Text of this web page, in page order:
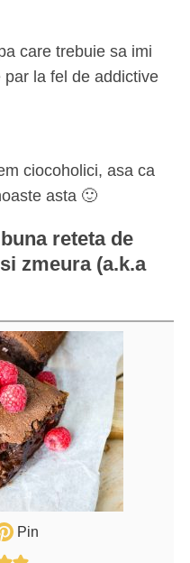
care trebuie sa imi
la fel de addictive
ciocoholici, asa ca
asta 🙂
reteta de
zmeura (a.k.a
Pin